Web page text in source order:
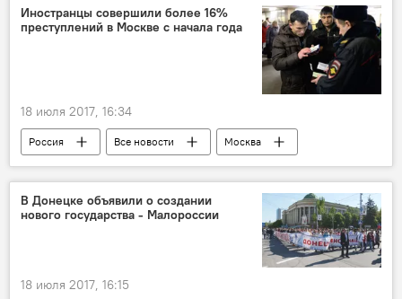
201-я РВБ в Таджикистане
Россия
военные учения
Иностранцы совершили более 16%
преступлений в Москве с начала года
18 июля 2017, 16:34
Россия Все новости Москва
В Донецке объявили о создании
нового государства - Малороссии
18 июля 2017, 16:15